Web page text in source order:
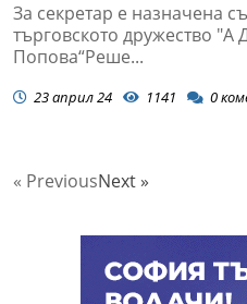
За секретар е назначена
търговското дружество "А
Попова“Реше...
23 април 24 1141 0
« PreviousNext »